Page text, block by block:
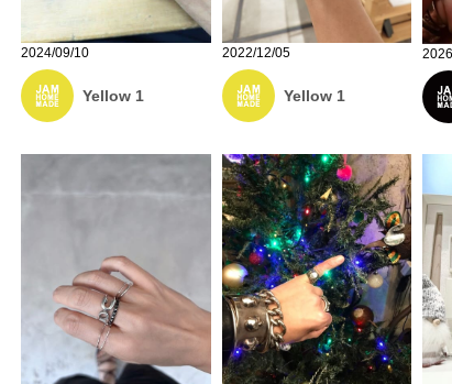
2024/09/10
Yellow 1
2022/12/05
Yellow 1